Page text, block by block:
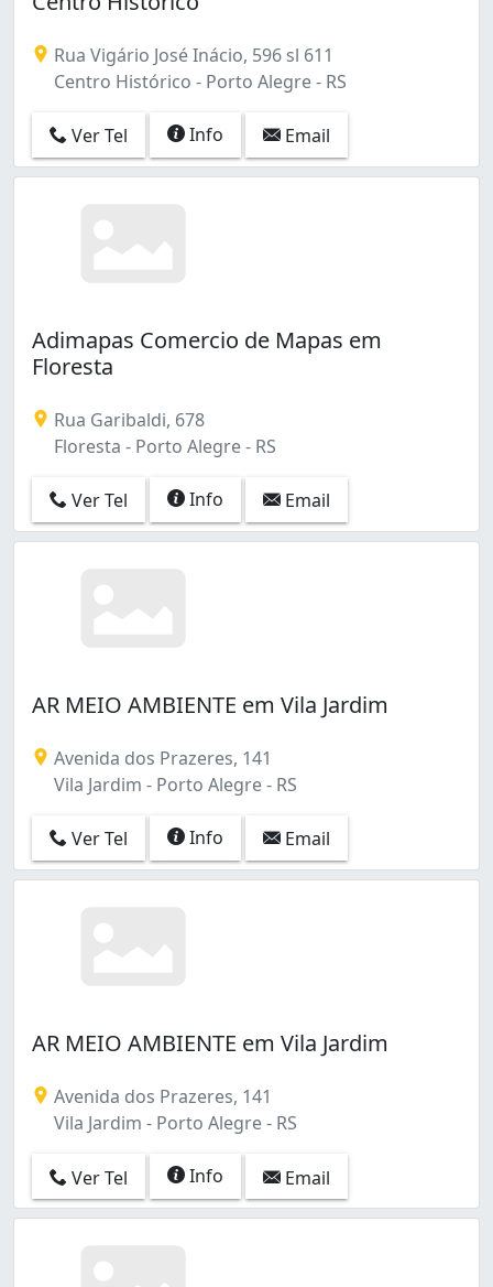
Morro Santana (2)
Santana (1)
Tristeza (2)
Vila Jardim (16)
Vila Nova (2)
Rua Vigário José Inácio, 596 sl 611
Centro Histórico - Porto Alegre - RS
Ver Tel Info Email
Adimapas Comercio de Mapas em
Floresta
Rua Garibaldi, 678
Floresta - Porto Alegre - RS
Ver Tel Info Email
AR MEIO AMBIENTE em Vila Jardim
Avenida dos Prazeres, 141
Vila Jardim - Porto Alegre - RS
Ver Tel Info Email
AR MEIO AMBIENTE em Vila Jardim
Avenida dos Prazeres, 141
Vila Jardim - Porto Alegre - RS
Ver Tel Info Email